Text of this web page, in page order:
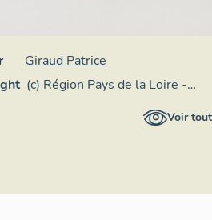
Giraud Patrice
(c) Région Pays de la Loire -
Voir tout